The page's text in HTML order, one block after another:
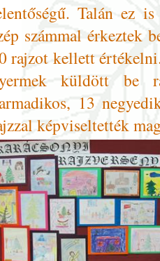
Talán ez
számmal érkeztek
rajzot kellett
küldött be
13
képviseltették